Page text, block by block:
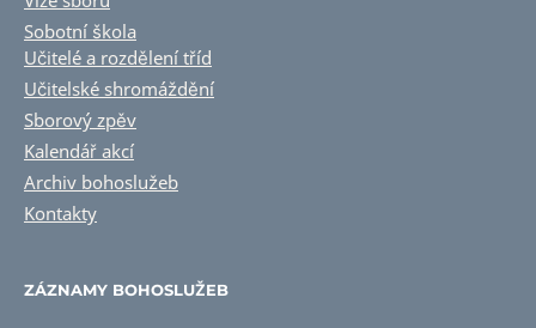
Sobotní škola
Učitelé a rozdělení tříd
Učitelské shromáždění
Sborový zpěv
Kalendář akcí
Archiv bohoslužeb
Kontakty
ZÁZNAMY BOHOSLUŽEB